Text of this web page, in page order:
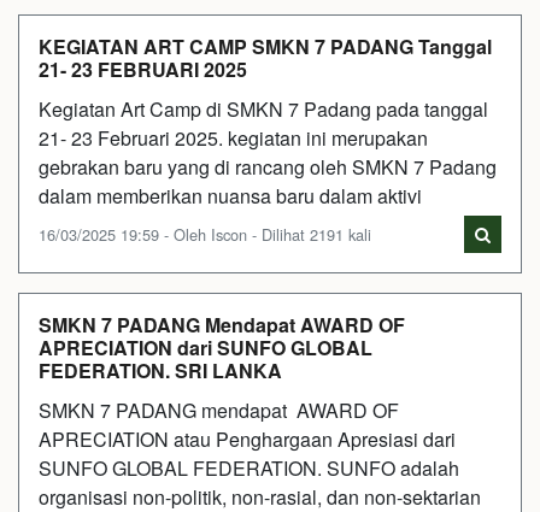
KEGIATAN ART CAMP SMKN 7 PADANG Tanggal
21- 23 FEBRUARI 2025
Kegiatan Art Camp di SMKN 7 Padang pada tanggal
21- 23 Februari 2025. kegiatan ini merupakan
gebrakan baru yang di rancang oleh SMKN 7 Padang
dalam memberikan nuansa baru dalam aktivi
16/03/2025 19:59 - Oleh Iscon - Dilihat 2191 kali
SMKN 7 PADANG Mendapat AWARD OF
APRECIATION dari SUNFO GLOBAL
FEDERATION. SRI LANKA
SMKN 7 PADANG mendapat AWARD OF
APRECIATION atau Penghargaan Apresiasi dari
SUNFO GLOBAL FEDERATION. SUNFO adalah
organisasi non-politik, non-rasial, dan non-sektarian